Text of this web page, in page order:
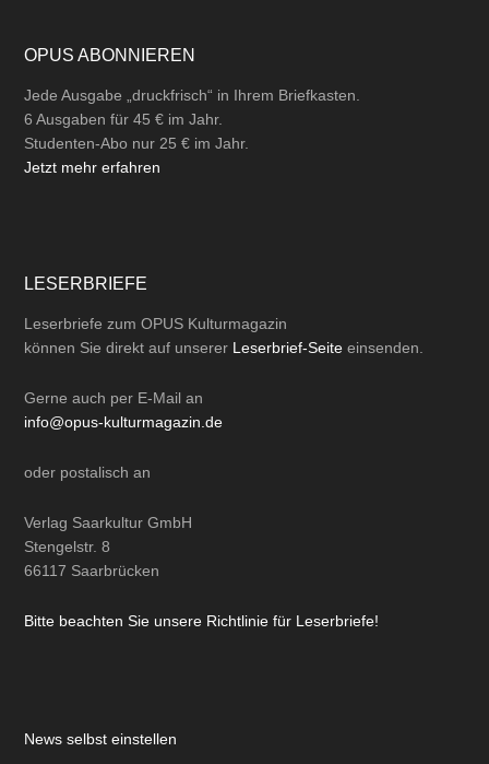
OPUS ABONNIEREN
Jede Ausgabe „druckfrisch“ in Ihrem Briefkasten.
6 Ausgaben für 45 € im Jahr.
Studenten-Abo nur 25 € im Jahr.
Jetzt mehr erfahren
LESERBRIEFE
Leserbriefe zum OPUS Kulturmagazin
können Sie direkt auf unserer Leserbrief-Seite einsenden.
Gerne auch per E-Mail an
info@opus-kulturmagazin.de
oder postalisch an
Verlag Saarkultur GmbH
Stengelstr. 8
66117 Saarbrücken
Bitte beachten Sie unsere Richtlinie für Leserbriefe!
News selbst einstellen